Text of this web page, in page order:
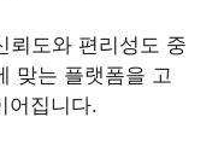
뢰도와 편리성도 중
맞는 플랫폼을 고
어집니다.